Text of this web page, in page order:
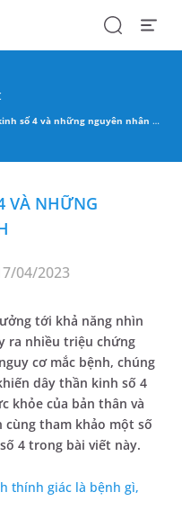
SearchOpen
số 4 và những nguyên nhân gây bệnh
VÀ NHỮNG
04/2023
tới khả năng nhìn
ra nhiều triệu chứng
cơ mắc bệnh, chúng
dây thần kinh số 4
khỏe của bản thân và
cùng tham khảo một số
4 trong bài viết này.
thính giác là bệnh gì,